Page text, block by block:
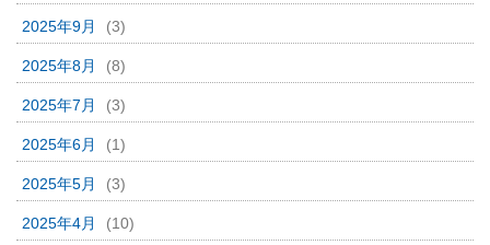
2025年9月 (3)
2025年8月 (8)
2025年7月 (3)
2025年6月 (1)
2025年5月 (3)
2025年4月 (10)